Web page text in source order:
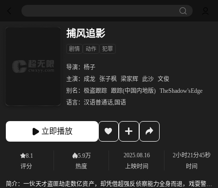
捕风追影
剧情 动作 犯罪
导演： 杨子
主演： 成龙 张子枫 梁家辉 此沙 文俊
别名： 极盗跟踪 跟踪(中国内地版) TheShadow'sEdge
语言： 汉语普通话,国语
立即播放
8.1
评分
5.9万
热度
2025.08.16
上映时间
2小时21分45秒
时间
简介：一伙天才盗匪劫走数亿资产，却凭借超强反侦察能力全身而退，戏耍警方